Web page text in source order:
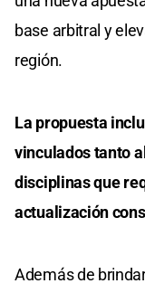
base arbitral y
región.
La propuesta
vinculados tanto
disciplinas que
actualización
Además de